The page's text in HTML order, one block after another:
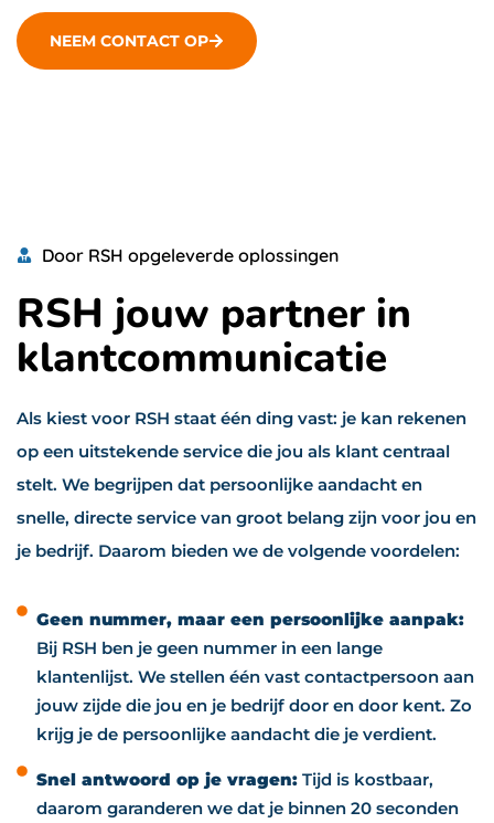
NEEM CONTACT OP
Door RSH opgeleverde oplossingen
RSH jouw partner in
klantcommunicatie
Als kiest voor RSH staat één ding vast: je kan rekenen
op een uitstekende service die jou als klant centraal
stelt. We begrijpen dat persoonlijke aandacht en
snelle, directe service van groot belang zijn voor jou en
je bedrijf. Daarom bieden we de volgende voordelen:
Geen nummer, maar een persoonlijke aanpak:
Bij RSH ben je geen nummer in een lange
klantenlijst. We stellen één vast contactpersoon aan
jouw zijde die jou en je bedrijf door en door kent. Zo
krijg je de persoonlijke aandacht die je verdient.
Snel antwoord op je vragen:Tijd is kostbaar,
daarom garanderen we dat je binnen 20 seconden